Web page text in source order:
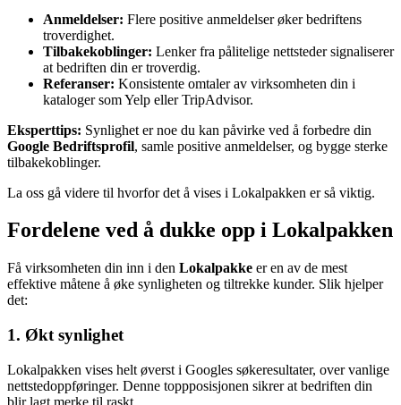
Anmeldelser: Flere positive anmeldelser øker bedriftens
troverdighet.
Tilbakekoblinger: Lenker fra pålitelige nettsteder signaliserer
at bedriften din er troverdig.
Referanser: Konsistente omtaler av virksomheten din i
kataloger som Yelp eller TripAdvisor.
Eksperttips: Synlighet er noe du kan påvirke ved å forbedre din
Google Bedriftsprofil, samle positive anmeldelser, og bygge sterke
tilbakekoblinger.
La oss gå videre til hvorfor det å vises i Lokalpakken er så viktig.
Fordelene ved å dukke opp i Lokalpakken
Få virksomheten din inn i den Lokalpakke er en av de mest
effektive måtene å øke synligheten og tiltrekke kunder. Slik hjelper
det:
1. Økt synlighet
Lokalpakken vises helt øverst i Googles søkeresultater, over vanlige
nettstedoppføringer. Denne toppposisjonen sikrer at bedriften din
blir lagt merke til raskt.